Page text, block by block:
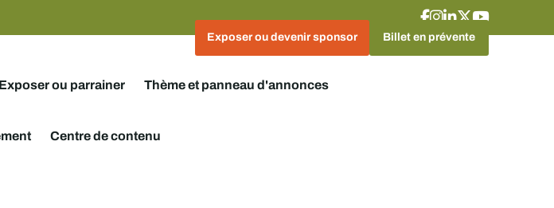
Exposer ou devenir sponsor Billet en prévente
Exposer ou parrainer Thème et panneau d'annonces
Centre de contenu